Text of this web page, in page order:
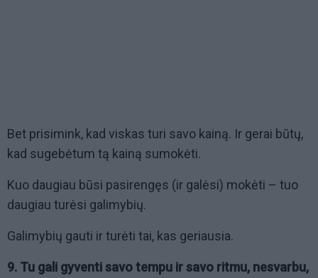
Bet prisimink, kad viskas turi savo kainą. Ir gerai būtų,
kad sugebėtum tą kainą sumokėti.
Kuo daugiau būsi pasirengęs (ir galėsi) mokėti – tuo
daugiau turėsi galimybių.
Galimybių gauti ir turėti tai, kas geriausia.
9. Tu gali gyventi savo tempu ir savo ritmu, nesvarbu,